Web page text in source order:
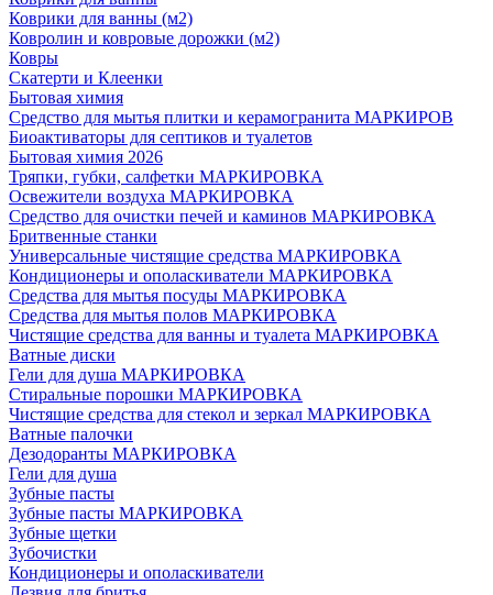
Коврики для ванны (м2)
Ковролин и ковровые дорожки (м2)
Ковры
Скатерти и Клеенки
Бытовая химия
Средство для мытья плитки и керамогранита МАРКИРОВ
Биоактиваторы для септиков и туалетов
Бытовая химия 2026
Тряпки, губки, салфетки МАРКИРОВКА
Освежители воздуха МАРКИРОВКА
Средство для очистки печей и каминов МАРКИРОВКА
Бритвенные станки
Универсальные чистящие средства МАРКИРОВКА
Кондиционеры и ополаскиватели МАРКИРОВКА
Средства для мытья посуды МАРКИРОВКА
Средства для мытья полов МАРКИРОВКА
Чистящие средства для ванны и туалета МАРКИРОВКА
Ватные диски
Гели для душа МАРКИРОВКА
Стиральные порошки МАРКИРОВКА
Чистящие средства для стекол и зеркал МАРКИРОВКА
Ватные палочки
Дезодоранты МАРКИРОВКА
Гели для душа
Зубные пасты
Зубные пасты МАРКИРОВКА
Зубные щетки
Зубочистки
Кондиционеры и ополаскиватели